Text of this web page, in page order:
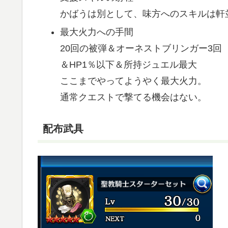
かばうは別として、味方へのスキルは軒
最大火力への手間
20回の被弾＆オーネストブリンガー3回
＆HP1％以下＆所持ジュエル最大
ここまでやってようやく最大火力。
通常クエストで撃てる機会はない。
配布武具